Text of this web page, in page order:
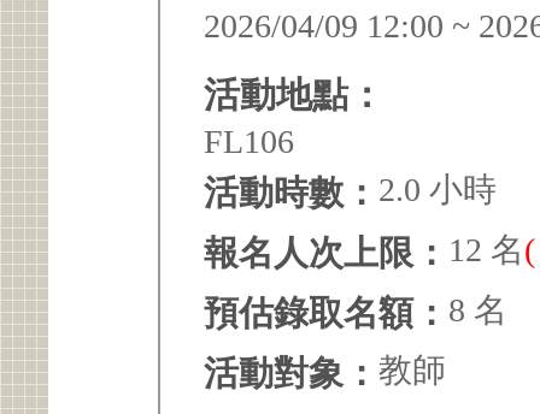
2026/04/09 12:00 ~
活動地點：
FL106
活動時數： 2.0 小時
報名人次上限： 12 名
預估錄取名額： 8 名
活動對象： 教師